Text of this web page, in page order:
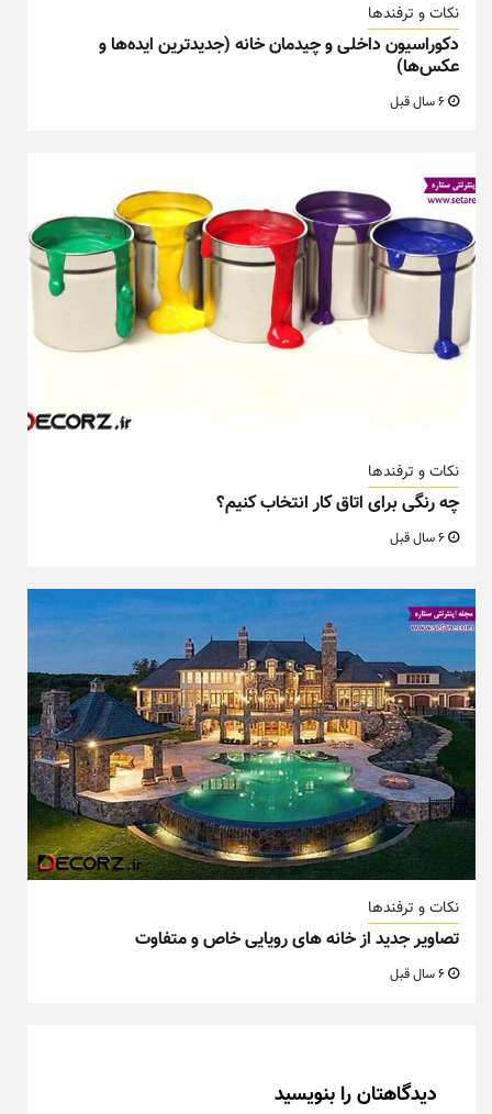
نکات و ترفندها
دکوراسیون داخلی و چیدمان خانه (جدیدترین ایده‌ها و
عکس‌ها)
نکات و ترفندها
چه رنگی برای اتاق کار انتخاب کنیم؟
نکات و ترفندها
تصاویر جدید از خانه های رویایی خاص و متفاوت
دیدگاهتان را بنویسید